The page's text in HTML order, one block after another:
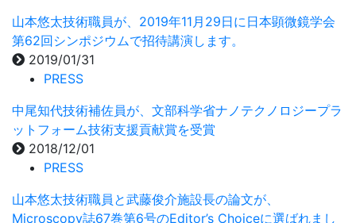
山本悠太技術職員が、2019年11月29日に日本顕微鏡学会
第62回シンポジウムで招待講演します。
2019/01/31
PRESS
中尾知代技術補佐員が、文部科学省ナノテクノロジープラ
ットフォーム技術支援貢献賞を受賞
2018/12/01
PRESS
山本悠太技術職員と武藤俊介施設長の論文が、
Microscopy誌67巻第6号のEditor’s Choiceに選ばれまし